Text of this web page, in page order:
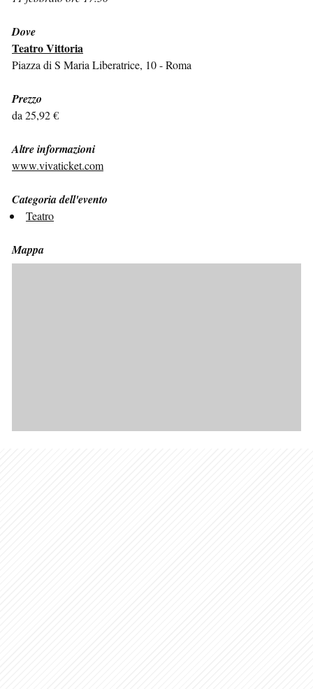
Dove
Teatro Vittoria
Piazza di S Maria Liberatrice, 10 - Roma
Prezzo
da 25,92 €
Altre informazioni
www.vivaticket.com
Categoria dell'evento
Teatro
Mappa